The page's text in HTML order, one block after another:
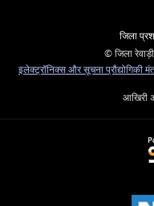
जिला
© जिला
इलेक्ट्रॉनिक्स और सूचना प्रौद्योगिकी
आखिरी